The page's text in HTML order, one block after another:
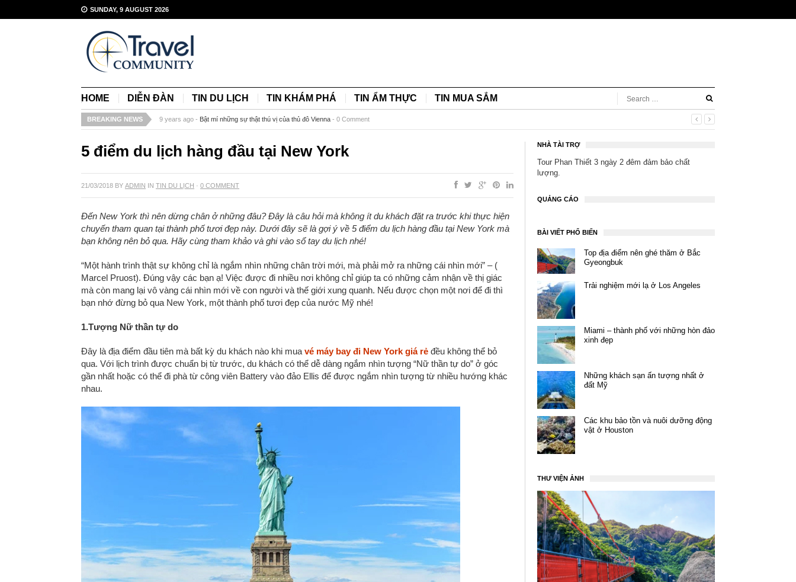
SUNDAY, 9 AUGUST 2026
HOME DIỄN ĐÀN TIN DU LỊCH TIN KHÁM PHÁ TIN ẨM THỰC TIN MUA SẮM
BREAKING NEWS 9 years ago - Bật mí những sự thật thú vị của thủ đô Vienna - 0 Comment
5 điểm du lịch hàng đầu tại New York
21/03/2018 BY ADMIN IN TIN DU LỊCH · 0 COMMENT
Đến New York thì nên dừng chân ở những đâu? Đây là câu hỏi mà không ít du khách đặt ra trước khi thực hiện
chuyến tham quan tại thành phố tươi đẹp này. Dưới đây sẽ là gợi ý về 5 điểm du lịch hàng đầu tại New York mà
bạn không nên bỏ qua. Hãy cùng tham khảo và ghi vào sổ tay du lịch nhé!
“Một hành trình thật sự không chỉ là ngắm nhìn những chân trời mới, mà phải mở ra những cái nhìn mới” – (
Marcel Pruost). Đúng vậy các bạn ạ! Việc được đi nhiều nơi không chỉ giúp ta có những cảm nhận về thị giác
mà còn mang lại vô vàng cái nhìn mới về con người và thế giới xung quanh. Nếu được chọn một nơi để đi thì
bạn nhớ đừng bỏ qua New York, một thành phố tươi đẹp của nước Mỹ nhé!
1.Tượng Nữ thần tự do
Đây là địa điểm đầu tiên mà bất kỳ du khách nào khi mua vé máy bay đi New York giá rẻ đều không thể bỏ
qua. Với lịch trình được chuẩn bị từ trước, du khách có thể dễ dàng ngắm nhìn tượng “Nữ thần tự do” ở góc
gần nhất hoặc có thể đi phà từ công viên Battery vào đảo Ellis để được ngắm nhìn tượng từ nhiều hướng khác
nhau.
NHÀ TÀI TRỢ
Tour Phan Thiết 3 ngày 2 đêm đảm bảo chất
lượng.
QUẢNG CÁO
BÀI VIẾT PHỔ BIẾN
Top địa điểm nên ghé thăm ở Bắc
Gyeongbuk
Trải nghiệm mới lạ ở Los Angeles
Miami – thành phố với những hòn đảo
xinh đẹp
Những khách sạn ấn tượng nhất ở
đất Mỹ
Các khu bảo tồn và nuôi dưỡng động
vật ở Houston
THƯ VIỆN ẢNH